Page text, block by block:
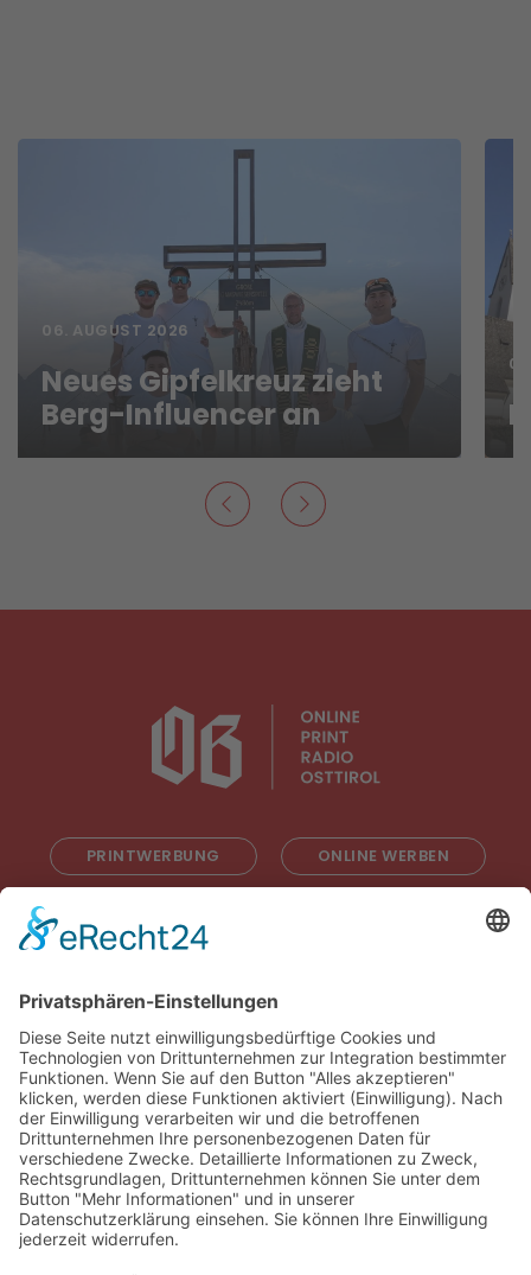
06. AUGUST 2026
Neues Gipfelkreuz zieht
Berg-Influencer an
PRINTWERBUNG ONLINE WERBEN